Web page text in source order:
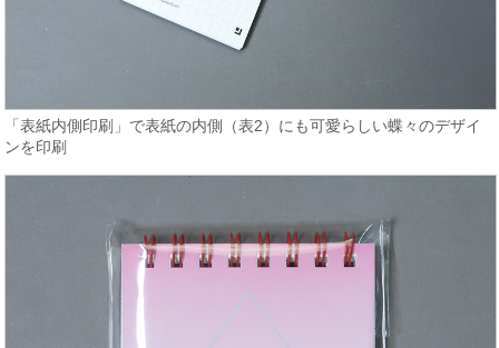
「表紙内側印刷」で表紙の内側（表2）にも可愛らしい蝶々のデザイ
ンを印刷